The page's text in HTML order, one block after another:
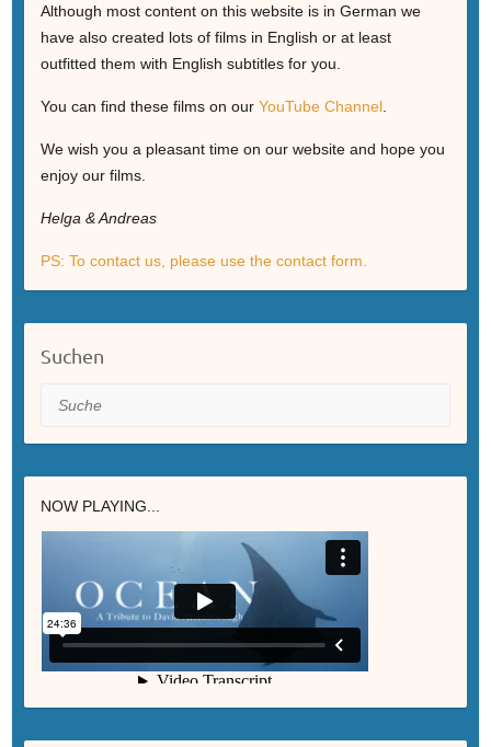
Although most content on this website is in German we
have also created lots of films in English or at least
outfitted them with English subtitles for you.
You can find these films on our YouTube Channel.
We wish you a pleasant time on our website and hope you
enjoy our films.
Helga & Andreas
PS: To contact us, please use the contact form.
Suchen
Suche
NOW PLAYING...